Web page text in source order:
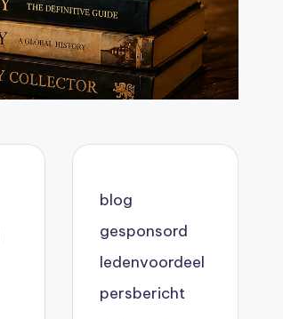
blog
gesponsord
ledenvoordeel
persbericht